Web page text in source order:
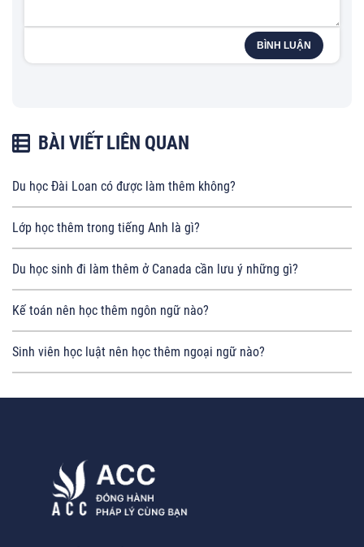
BÌNH LUẬN
BÀI VIẾT LIÊN QUAN
Du học Đài Loan có được làm thêm không?
Lớp học thêm trong tiếng Anh là gì?
Du học sinh đi làm thêm ở Canada cần lưu ý những gì?
Kế toán nên học thêm ngôn ngữ nào?
Sinh viên học luật nên học thêm ngoại ngữ nào?